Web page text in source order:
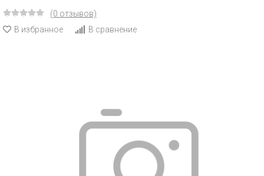
(0 отзывов)
В избранное
В сравнение